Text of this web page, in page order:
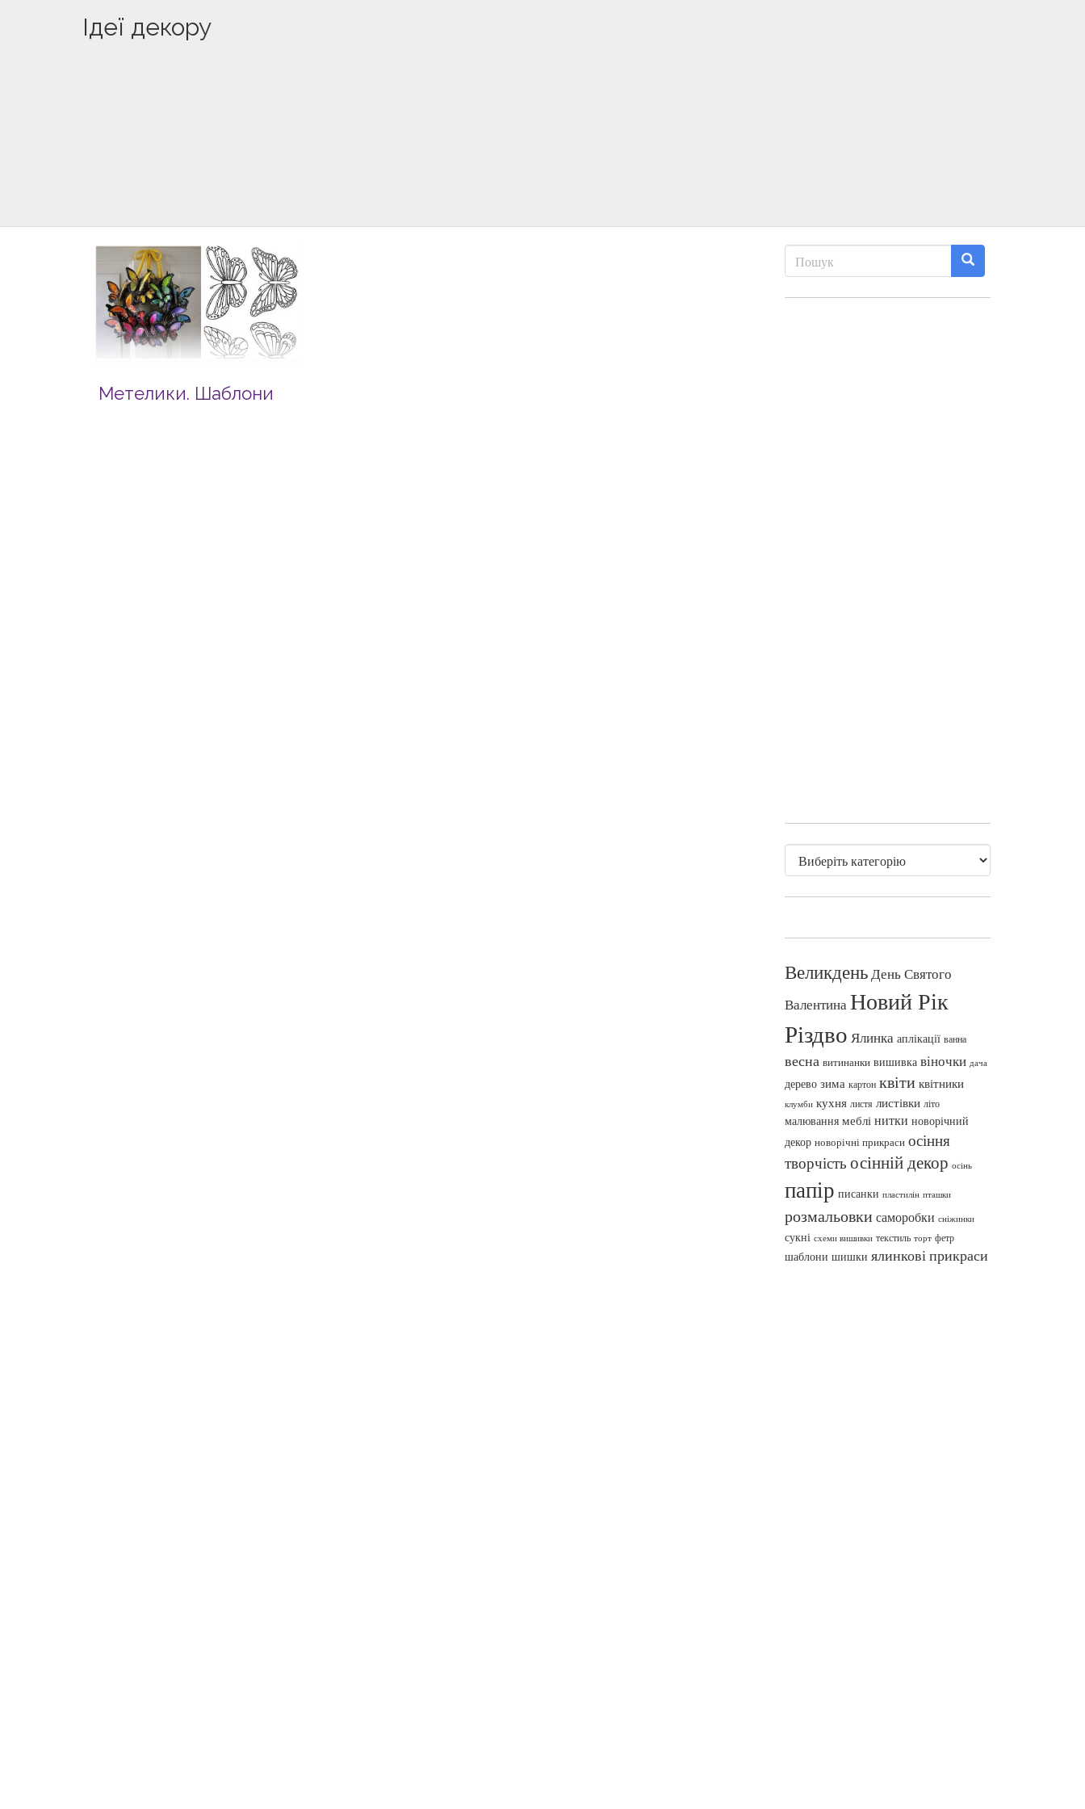
Ідеї декору
Метелики. Шаблони
ВеликденьДень Святого
ВалентинаНовий Рік
Різдво Ялинка аплікації ванна
весна витинанки вишивка віночки дача
дерево зима картон квіти квітники
клумби кухня листя листівки літо
малювання меблі нитки новорічний
декор новорічні прикраси осіння
творчість осінній декор осінь
папір писанки пластилін пташки
розмальовки саморобки сніжинки
сукні схеми вишивки текстиль торт фетр
шаблони шишки ялинкові прикраси